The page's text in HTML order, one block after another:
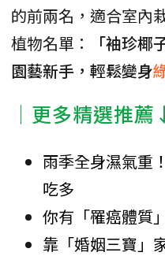
的前兩名，適合室內
植物名單：
「袖珍
園藝新手，輕鬆變身
│更多精選推
雨季全身濕氣重
吃多
你有「罹癌體質
靠「婚姻三寶」